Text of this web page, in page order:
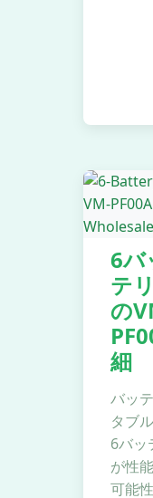
6バ
テ
の
細
バッ
タブ
6バッ
が性
可能